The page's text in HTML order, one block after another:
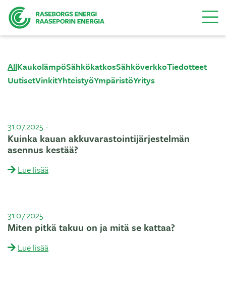
AllKaukolämpöSähkökatkosSähköverkkoTiedotteet
UutisetVinkitYhteistyöYmpäristöYritys
31.07.2025-
Kuinka kauan akkuvarastointijärjestelmän
asennus kestää?
Lue lisää
31.07.2025-
Miten pitkä takuu on ja mitä se kattaa?
Lue lisää